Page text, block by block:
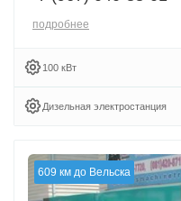
подробнее
100 кВт
Дизельная электростанция
609 км до Вельска